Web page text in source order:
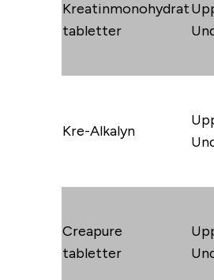
Kreatinmonohydrat
tabletter
Kre-Alkalyn
Creapure
tabletter